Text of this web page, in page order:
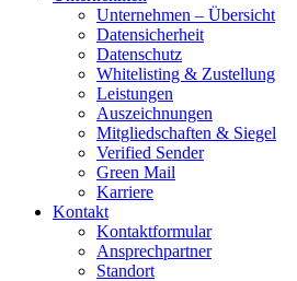
Unternehmen – Übersicht
Datensicherheit
Datenschutz
Whitelisting & Zustellung
Leistungen
Auszeichnungen
Mitgliedschaften & Siegel
Verified Sender
Green Mail
Karriere
Kontakt
Kontaktformular
Ansprechpartner
Standort